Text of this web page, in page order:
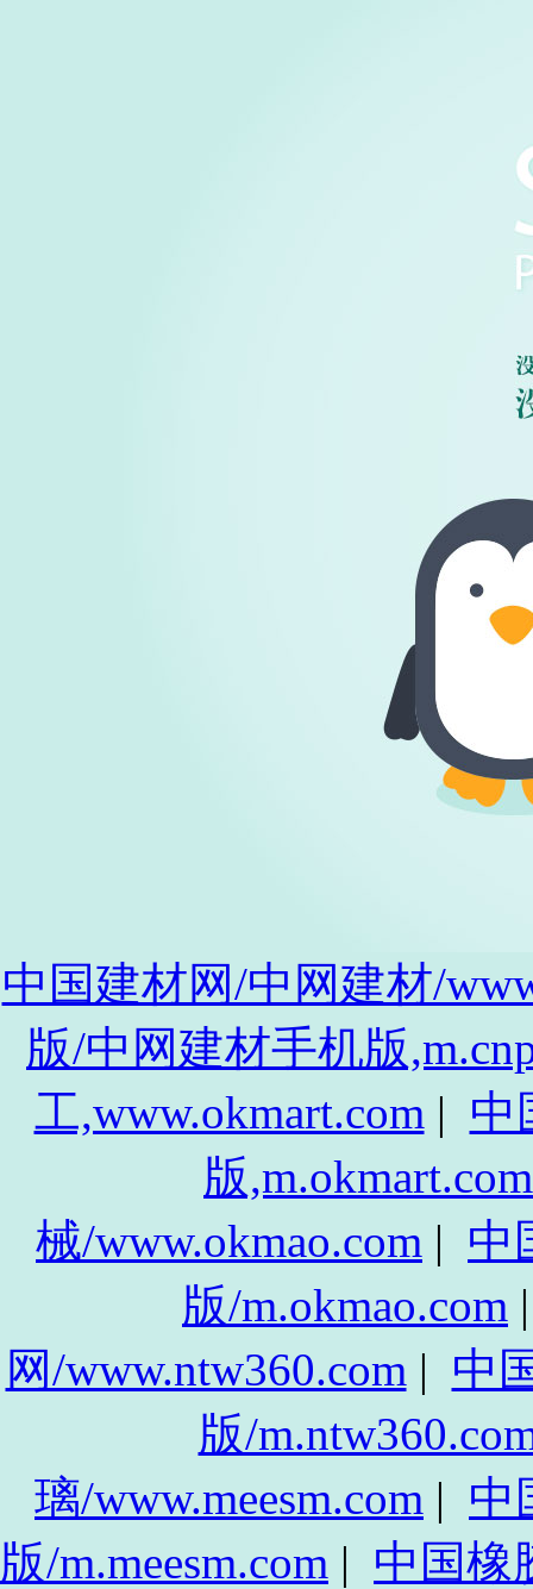
中国建材网/中网建材/
版/中网建材手机版
工,www.okmart.com | 中
版,m.okmart.com
械/www.okmao.com | 中
版/m.okmao.com
网/www.ntw360.com | 中
版/
璃/www.meesm.com | 中
版/m.meesm.com | 中国橡